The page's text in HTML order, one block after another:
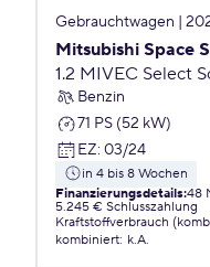
Gebrauchtwagen |
Mitsubishi Space
1.2 MIVEC Select
Benzin
71 PS (52 kW)
EZ: 03/24
in 4 bis 8 Wochen
Finanzierungsdetails:48
5.245 € Schlusszahlung
Kraftstoffverbrauch
kombiniert: k.A.